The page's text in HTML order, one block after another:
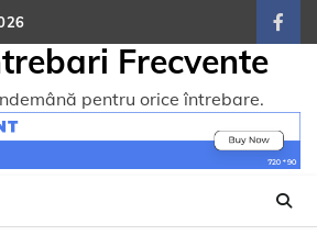
Frecvente
pentru orice întrebare.